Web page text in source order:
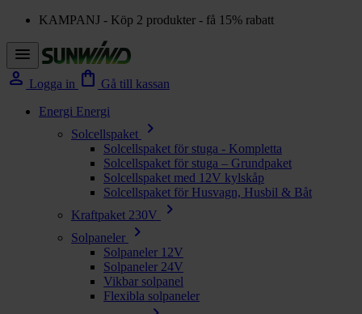
KAMPANJ - Köp 2 produkter - få 15% rabatt
menu
person Logga in shopping_bag Gå till kassan
Energi Energi
Solcellspaket
chevron_right
Solcellspaket för stuga - Kompletta
Solcellspaket för stuga – Grundpaket
Solcellspaket med 12V kylskåp
Solcellspaket för Husvagn, Husbil & Båt
Kraftpaket 230V
chevron_right
Solpaneler chevron_right
Solpaneler 12V
Solpaneler 24V
Vikbar solpanel
Flexibla solpaneler